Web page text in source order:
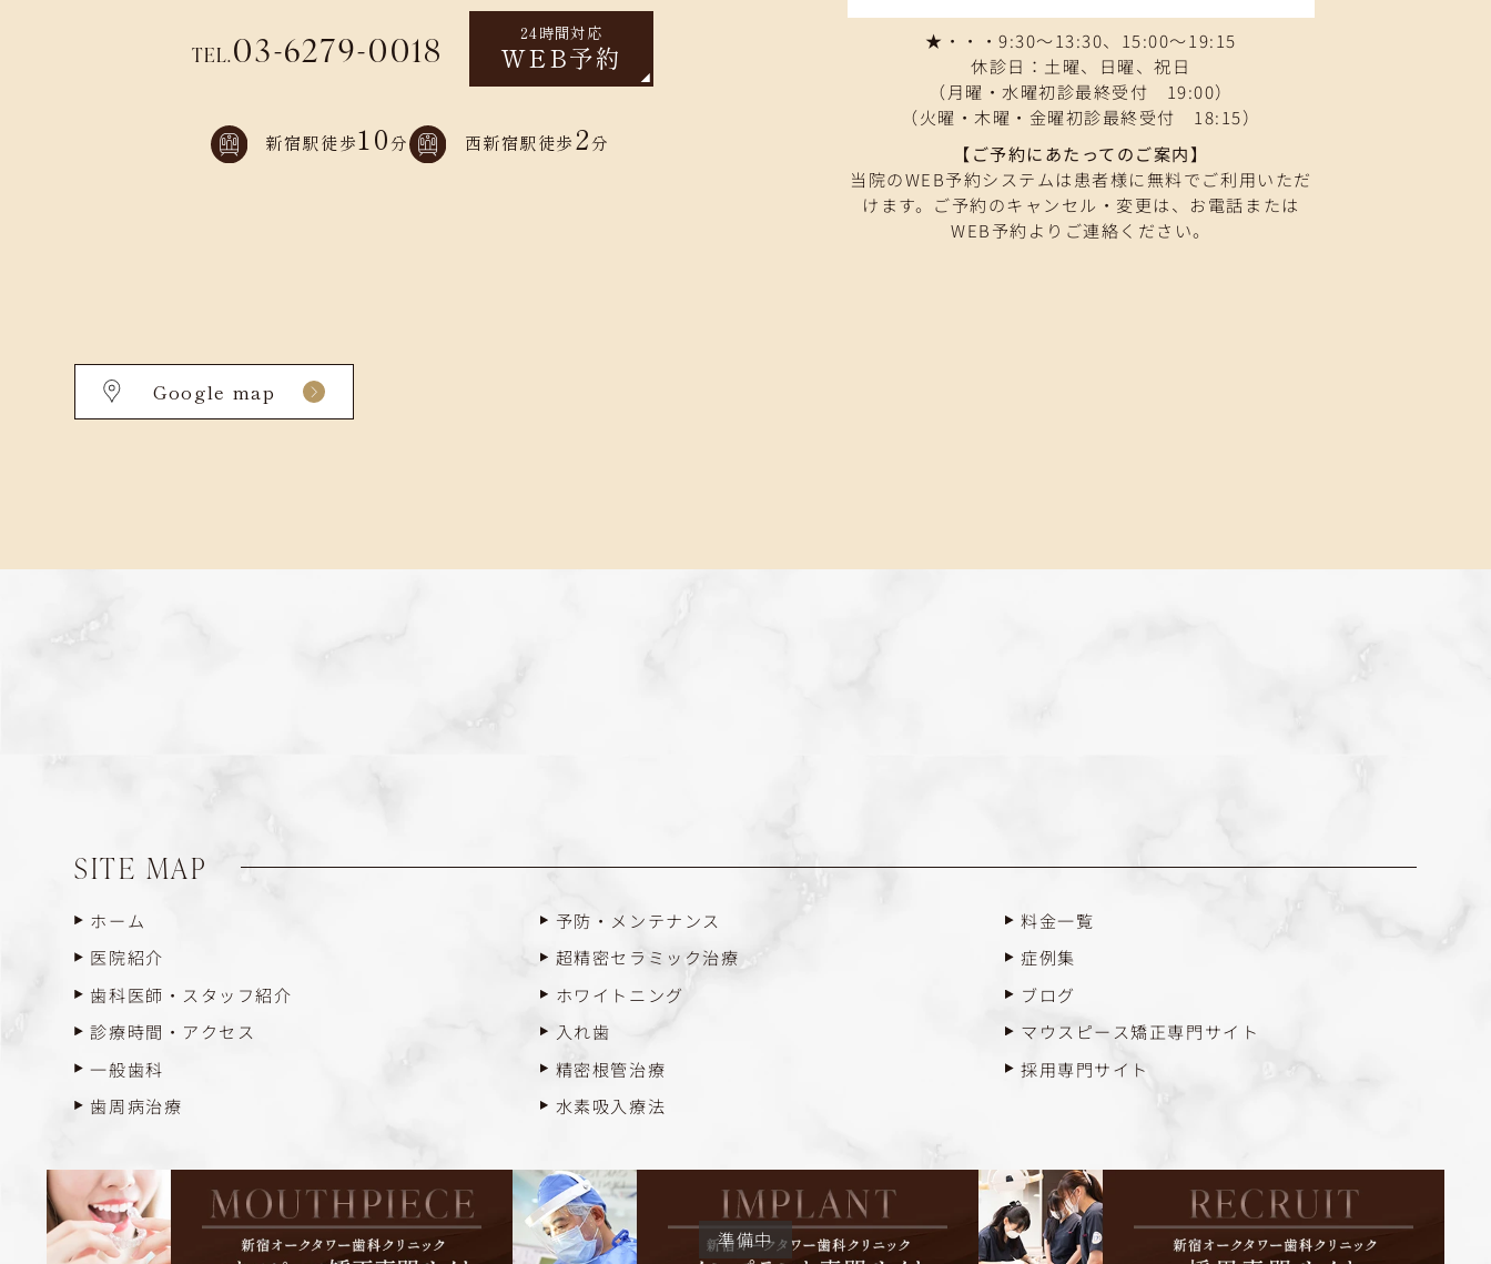
TEL.03-6279-0018 24時間対応
WEB予約
新宿駅徒歩 10分 西新宿駅徒歩 2分
★・・・9:30～13:30、15:00～19:15
休診日：土曜、日曜、祝日
（月曜・水曜初診最終受付 19:00）
（火曜・木曜・金曜初診最終受付 18:15）
【ご予約にあたってのご案内】
当院のWEB予約システムは患者様に無料でご利用いただ
けます。ご予約のキャンセル・変更は、お電話または
WEB予約よりご連絡ください。
Google map
SITE MAP
ホーム
医院紹介
歯科医師・スタッフ紹介
診療時間・アクセス
一般歯科
歯周病治療
予防・メンテナンス
超精密セラミック治療
ホワイトニング
入れ歯
精密根管治療
水素吸入療法
料金一覧
症例集
ブログ
マウスピース矯正専門サイト
採用専門サイト